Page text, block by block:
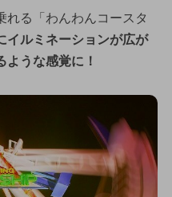
れる「わんわんコースタ
イルミネーションが広が
ような感覚に！